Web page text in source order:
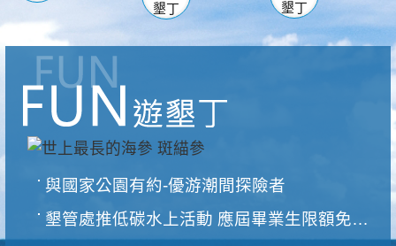
墾丁
墾丁
與國家公園有約-優游潮間探險者
墾管處推低碳水上活動 應屆畢業生限額免費參加